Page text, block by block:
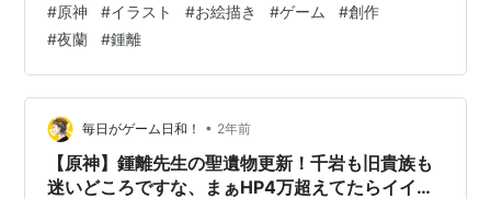
半はメンバーが定まっておらず、 行秋かフリーナか…ナ
ヒーダも候補だが育成途中 ヒーラーがいないのでフリー
ナ様を1凸するべきか) この編成で勝てなかった場合は前
後半のメンバーをシャッフルする。 例 雷電ナショナル
さて、螺旋にはだいぶ慣れてきました。 最近は攻…
#原神 #イラスト #お絵描き #ゲーム #創作
#夜蘭 #鍾離
毎日がゲーム日和！ • 2年前
【原神】鍾離先生の聖遺物更新！千岩も旧貴族も
迷いどころですな、まぁHP4万超えてたらイイデ